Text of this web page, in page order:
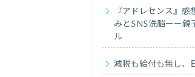
『アドレセンス』
みとSNS洗脳ーー親
ル
減税も給付も無し、